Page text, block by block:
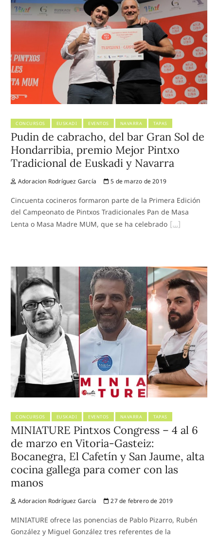
CONCURSOS EUSKADI EVENTOS NAVARRA TAPAS
Pudin de cabracho, del bar Gran Sol de
Hondarribia, premio Mejor Pintxo
Tradicional de Euskadi y Navarra
Adoracion Rodríguez García 5 de marzo de 2019
Cincuenta cocineros formaron parte de la Primera Edición
del Campeonato de Pintxos Tradicionales Pan de Masa
Lenta o Masa Madre MUM, que se ha celebrado
CONCURSOS EUSKADI EVENTOS NAVARRA TAPAS
MINIATURE Pintxos Congress – 4 al 6
de marzo en Vitoria-Gasteiz:
Bocanegra, El Cafetín y San Jaume, alta
cocina gallega para comer con las
manos
Adoracion Rodríguez García 27 de febrero de 2019
MINIATURE ofrece las ponencias de Pablo Pizarro, Rubén
González y Miguel González tres referentes de la